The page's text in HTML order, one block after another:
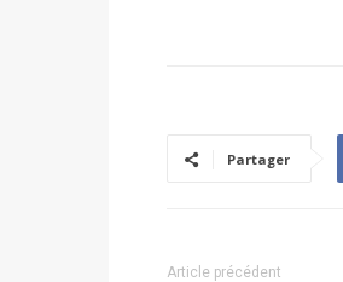
Partager
Article précédent